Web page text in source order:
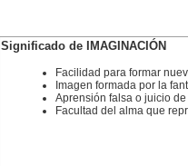
Significado de IMAGINACIÓN
Facilidad para formar
Imagen formada por la
Aprensión falsa o juicio
Facultad del alma que